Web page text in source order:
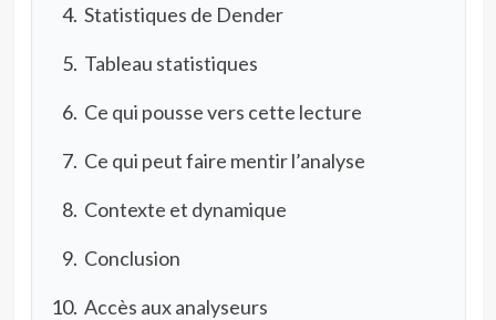
Statistiques de Dender
Tableau statistiques
Ce qui pousse vers cette lecture
Ce qui peut faire mentir l’analyse
Contexte et dynamique
Conclusion
Accès aux analyseurs